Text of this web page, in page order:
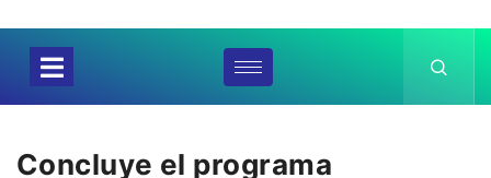
Concluye el programa